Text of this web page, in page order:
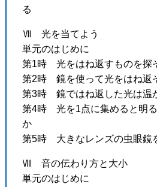
る
Ⅶ 光を当てよう
単元のはじめに
第1時 光をはね返すものを探
第2時 鏡を使って光をはね返
第3時 鏡ではね返した光は温
第4時 光を1点に集めると明
か
第5時 大きなレンズの虫眼鏡
Ⅷ 音の伝わり方と大小
単元のはじめに